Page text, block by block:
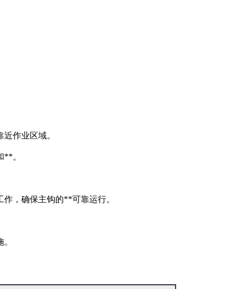
作业区域。
**。
，确保主钩的**可靠运行。